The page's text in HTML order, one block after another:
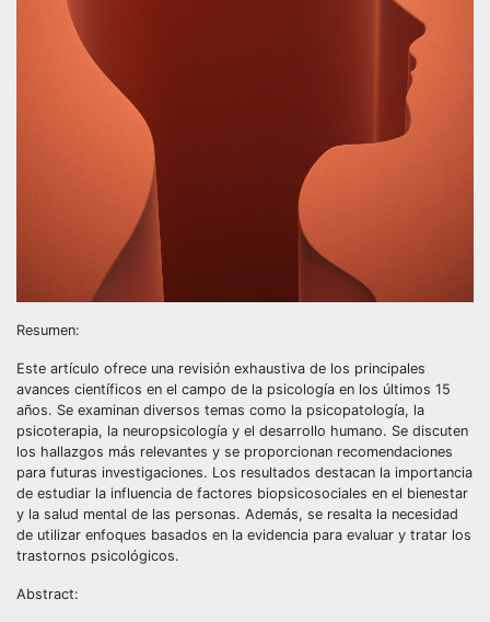
Resumen:
Este artículo ofrece una revisión exhaustiva de los principales
avances científicos en el campo de la psicología en los últimos 15
años. Se examinan diversos temas como la psicopatología, la
psicoterapia, la neuropsicología y el desarrollo humano. Se discuten
los hallazgos más relevantes y se proporcionan recomendaciones
para futuras investigaciones. Los resultados destacan la importancia
de estudiar la influencia de factores biopsicosociales en el bienestar
y la salud mental de las personas. Además, se resalta la necesidad
de utilizar enfoques basados en la evidencia para evaluar y tratar los
trastornos psicológicos.
Abstract: